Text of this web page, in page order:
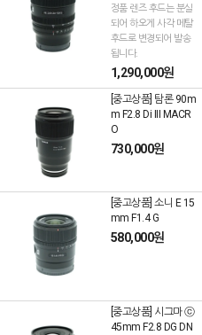
정품 렌즈 후드는 분실
되어 하오게 사각 메탈
후드로 변경되어 발송
됩니다.
1,290,000원
[중고상품] 탐론 90m
m F2.8 Di III MACR
O
730,000원
[중고상품] 소니 E 15
mm F1.4 G
580,000원
[중고상품] 시그마 ⓒ
45mm F2.8 DG DN